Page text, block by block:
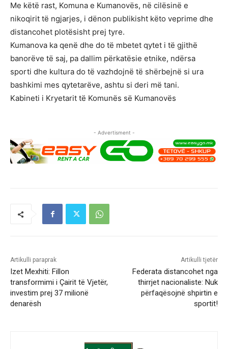
Me këtë rast, Komuna e Kumanovës, në cilësinë e
nikoqirit të ngjarjes, i dënon publikisht këto veprime dhe
distancohet plotësisht prej tyre.
Kumanova ka qenë dhe do të mbetet qytet i të gjithë
banorëve të saj, pa dallim përkatësie etnike, ndërsa
sporti dhe kultura do të vazhdojnë të shërbejnë si ura
bashkimi mes qytetarëve, ashtu si deri më tani.
Kabineti i Kryetarit të Komunës së Kumanovës
- Advertisment -
Artikulli paraprak
Izet Mexhiti: Fillon
transformimi i Çairit të Vjetër,
investim prej 37 milionë
denarësh
Artikulli tjetër
Federata distancohet nga
thirrjet nacionaliste: Nuk
përfaqësojnë shpirtin e
sportit!